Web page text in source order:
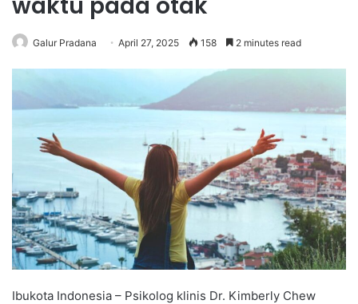
Galur Pradana April 27, 2025 158 2 minutes read
Ibukota Indonesia – Psikolog klinis Dr. Kimberly Chew